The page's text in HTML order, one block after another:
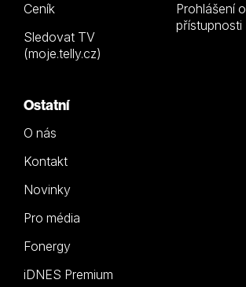
Ceník
Sledovat TV
(moje.telly.cz)
Prohlášení o
přístupnosti
Ostatní
O nás
Kontakt
Novinky
Pro média
Fonergy
iDNES Premium